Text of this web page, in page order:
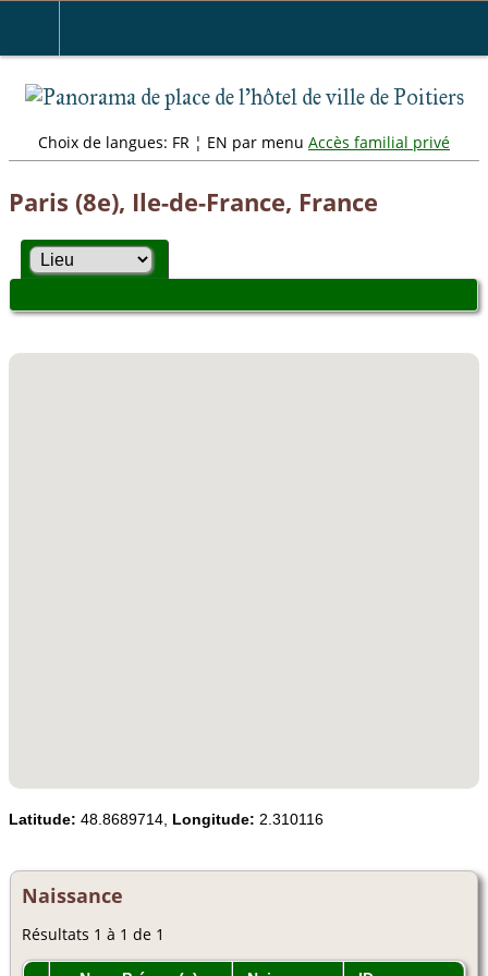
Choix de langues: FR ¦ EN par menu Accès familial privé
Paris (8e), Ile-de-France, France
Latitude: 48.8689714, Longitude: 2.310116
Naissance
Résultats 1 à 1 de 1